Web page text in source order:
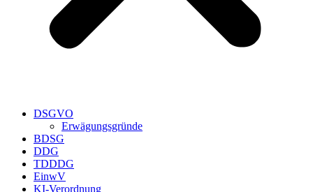
DSGVO
Erwägungsgründe
BDSG
DDG
TDDDG
EinwV
KI-Verordnung